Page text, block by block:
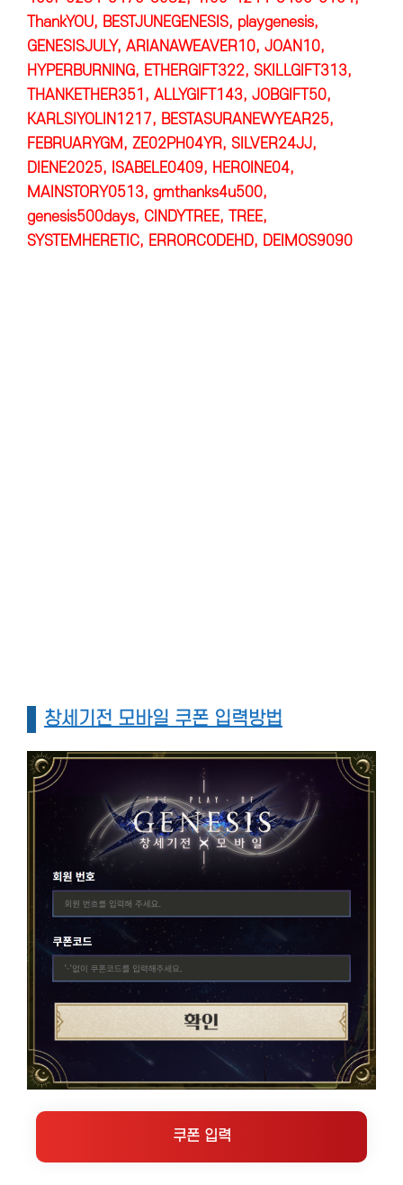
ThankYOU, BESTJUNEGENESIS, playgenesis,
GENESISJULY, ARIANAWEAVER10, JOAN10,
HYPERBURNING, ETHERGIFT322, SKILLGIFT313,
THANKETHER351, ALLYGIFT143, JOBGIFT50,
KARLSIYOLIN1217, BESTASURANEWYEAR25,
FEBRUARYGM, ZE02PH04YR, SILVER24JJ,
DIENE2025, ISABELE0409, HEROINE04,
MAINSTORY0513, gmthanks4u500,
genesis500days, CINDYTREE, TREE,
SYSTEMHERETIC, ERRORCODEHD, DEIMOS9090
창세기전 모바일 쿠폰 입력방법
쿠폰 입력